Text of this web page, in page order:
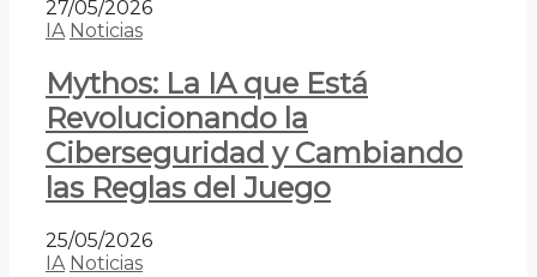
27/05/2026
IA Noticias
Mythos: La IA que Está
Revolucionando la
Ciberseguridad y Cambiando
las Reglas del Juego
25/05/2026
IA Noticias